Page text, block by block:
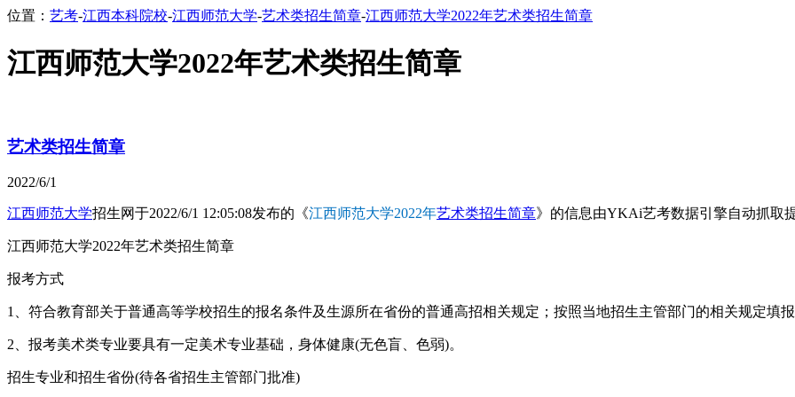
位置： 艺考-江西本科院校-江西师范大学-艺术类招生简章-江西师范大学2022年艺术类招生简章
江西师范大学2022年艺术类招生简章
艺术类招生简章
2022/6/1
江西师范大学招生网于2022/6/1 12:05:08发布的《江西师范大学2022年艺术类招生简章》的信息由YKAi艺考数据引擎自动抓取提
江西师范大学2022年艺术类招生简章
报考方式
1、符合教育部关于普通高等学校招生的报名条件及生源所在省份的普通高招相关规定；按照当地招生主管部门的相关规定填报
2、报考美术类专业要具有一定美术专业基础，身体健康(无色盲、色弱)。
招生专业和招生省份(待各省招生主管部门批准)